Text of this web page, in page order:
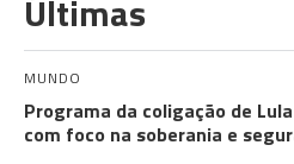
Últimas
MUNDO
Programa da coligação de
com foco na soberania e